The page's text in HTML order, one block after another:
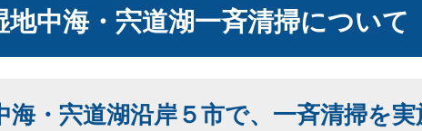
中海・宍道湖一斉清掃について
海・宍道湖沿岸５市で、一斉清掃を